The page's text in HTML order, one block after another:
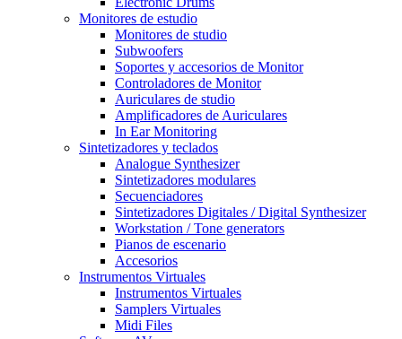
Monitores de estudio
Monitores de studio
Subwoofers
Soportes y accesorios de Monitor
Controladores de Monitor
Auriculares de studio
Amplificadores de Auriculares
In Ear Monitoring
Sintetizadores y teclados
Analogue Synthesizer
Sintetizadores modulares
Secuenciadores
Sintetizadores Digitales / Digital Synthesizer
Workstation / Tone generators
Pianos de escenario
Accesorios
Instrumentos Virtuales
Instrumentos Virtuales
Samplers Virtuales
Midi Files